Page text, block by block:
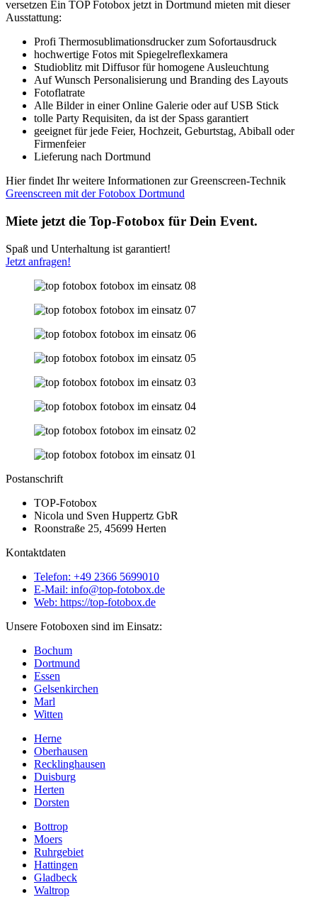
versetzen Ein TOP Fotobox jetzt in Dortmund mieten mit dieser
Ausstattung:
Profi Thermosublimationsdrucker zum Sofortausdruck
hochwertige Fotos mit Spiegelreflexkamera
Studioblitz mit Diffusor für homogene Ausleuchtung
Auf Wunsch Personalisierung und Branding des Layouts
Fotoflatrate
Alle Bilder in einer Online Galerie oder auf USB Stick
tolle Party Requisiten, da ist der Spass garantiert
geeignet für jede Feier, Hochzeit, Geburtstag, Abiball oder
Firmenfeier
Lieferung nach Dortmund
Hier findet Ihr weitere Informationen zur Greenscreen-Technik
Greenscreen mit der Fotobox Dortmund
Miete jetzt die Top-Fotobox für Dein Event.
Spaß und Unterhaltung ist garantiert!
Jetzt anfragen!
Postanschrift
TOP-Fotobox
Nicola und Sven Huppertz GbR
Roonstraße 25, 45699 Herten
Kontaktdaten
Telefon: +49 2366 5699010
E-Mail: info@top-fotobox.de
Web: https://top-fotobox.de
Unsere Fotoboxen sind im Einsatz:
Bochum
Dortmund
Essen
Gelsenkirchen
Marl
Witten
Herne
Oberhausen
Recklinghausen
Duisburg
Herten
Dorsten
Bottrop
Moers
Ruhrgebiet
Hattingen
Gladbeck
Waltrop